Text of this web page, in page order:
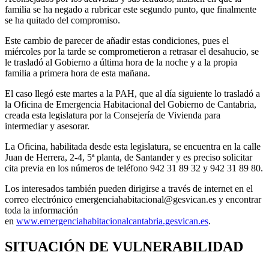
familia se ha negado a rubricar este segundo punto, que finalmente
se ha quitado del compromiso.
Este cambio de parecer de añadir estas condiciones, pues el
miércoles por la tarde se comprometieron a retrasar el desahucio, se
le trasladó al Gobierno a última hora de la noche y a la propia
familia a primera hora de esta mañana.
El caso llegó este martes a la PAH, que al día siguiente lo trasladó a
la Oficina de Emergencia Habitacional del Gobierno de Cantabria,
creada esta legislatura por la Consejería de Vivienda para
intermediar y asesorar.
La Oficina, habilitada desde esta legislatura, se encuentra en la calle
Juan de Herrera, 2-4, 5ª planta, de Santander y es preciso solicitar
cita previa en los números de teléfono 942 31 89 32 y 942 31 89 80.
Los interesados también pueden dirigirse a través de internet en el
correo electrónico emergenciahabitacional@gesvican.es y encontrar
toda la información
en www.emergenciahabitacionalcantabria.gesvican.es.
SITUACIÓN DE VULNERABILIDAD